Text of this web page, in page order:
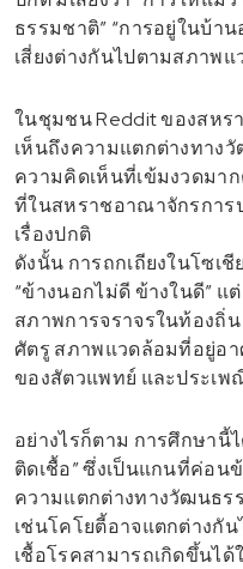
ธรรมชาติ” “การอยู่ในบ้าน
เสี่ยงต่างกันไปตามสภาพ
ในชุมชน Reddit ของสห
เห็นถึงความแตกต่างทาง
ความคิดเห็นที่เข้มงวดมา
ที่ในสหราชอาณาจักรการ
เรื่องปกติ
ดังนั้น การถกเถียงในโซเ
“ข้างนอกไม่ดี ข้างในดี” แ
สภาพการจราจรในท้องถิ่
ศัตรู สภาพแวดล้อมที่อยู่อ
ของสัตวแพทย์ และประเ
อย่างไรก็ตาม การศึกษานี้
ติดเชื้อ” ซึ่งเป็นแกนที่ค่อน
ความแตกต่างทางวัฒนธร
เช่นโคโยตี้อาจแตกต่างกั
เชื้อโรคสามารถเกิดขึ้นไ